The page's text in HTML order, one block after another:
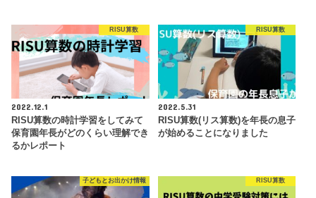
RISU算数
2022.12.1
RISU算数の時計学習をしてみて
保育園年長がどのくらい理解でき
るかレポート
RISU算数
2022.5.31
RISU算数(リス算数)を年長の息子
が始めることになりました
子どもとお出かけ情報 RISU算数